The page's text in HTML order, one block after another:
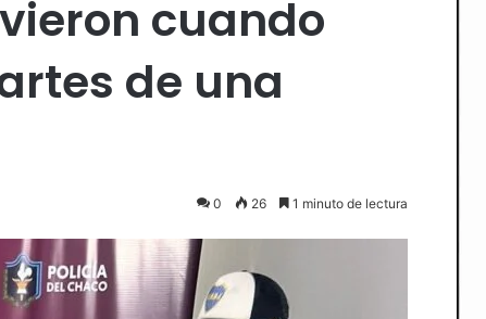
cuando
de una
0 26 1 minuto de lectura